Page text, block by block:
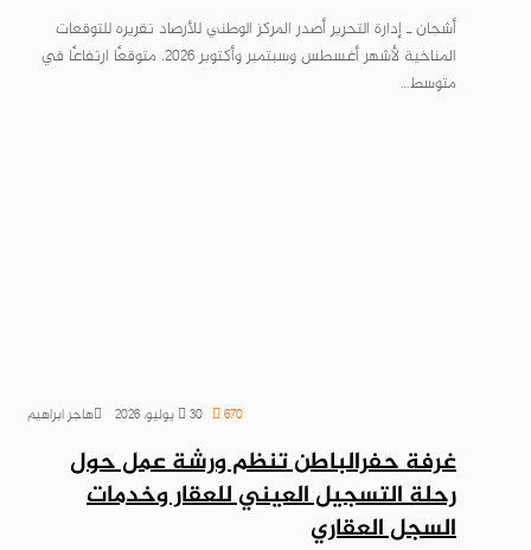
أشجان ـ إدارة التحرير أصدر المركز الوطني للأرصاد تقريره للتوقعات
المناخية لأشهر أغسطس وسبتمبر وأكتوبر 2026، متوقعًا ارتفاعًا في
متوسط…
هاجر ابراهيم 30 يوليو، 2026 670
غرفة حفرالباطن تنظم ورشة عمل حول
رحلة التسجيل العيني للعقار وخدمات
السجل العقاري